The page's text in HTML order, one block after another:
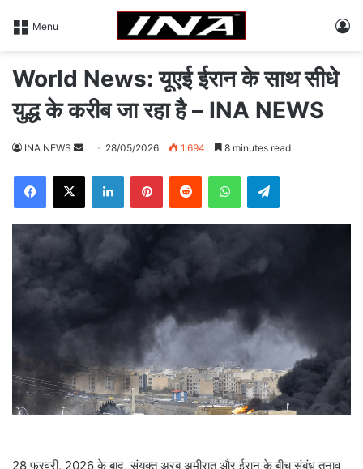
Menu
World News: यूएई ईरान के साथ सीधे
युद्ध के करीब जा रहा है – INA NEWS
INA NEWS
d
a
e
i
28/05/2026 1,694 8 minutes read
28 फरवरी, 2026 के बाद, संयुक्त अरब अमीरात और ईरान के बीच संबंध तनाव